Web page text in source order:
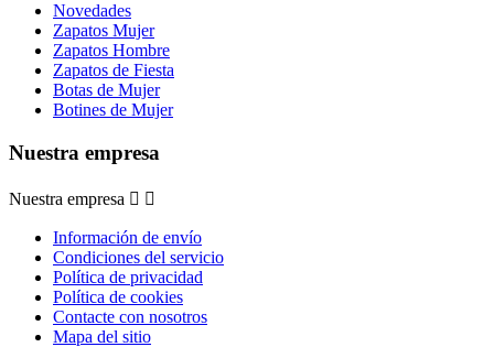
Novedades
Zapatos Mujer
Zapatos Hombre
Zapatos de Fiesta
Botas de Mujer
Botines de Mujer
Nuestra empresa
Nuestra empresa  
Información de envío
Condiciones del servicio
Política de privacidad
Política de cookies
Contacte con nosotros
Mapa del sitio